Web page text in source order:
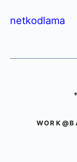
netkodlama